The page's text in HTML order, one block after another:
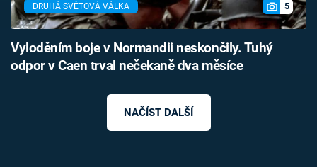
DRUHÁ SVĚTOVÁ VÁLKA 5
Vyloděním boje v Normandii neskončily. Tuhý
odpor v Caen trval nečekaně dva měsíce
NAČÍST DALŠÍ